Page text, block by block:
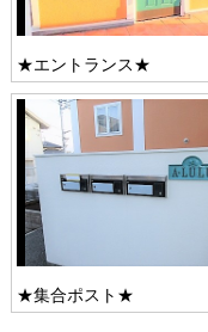
★エントランス★
★集合ポスト★